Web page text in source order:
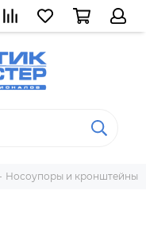
Носоупоры и кронштейны